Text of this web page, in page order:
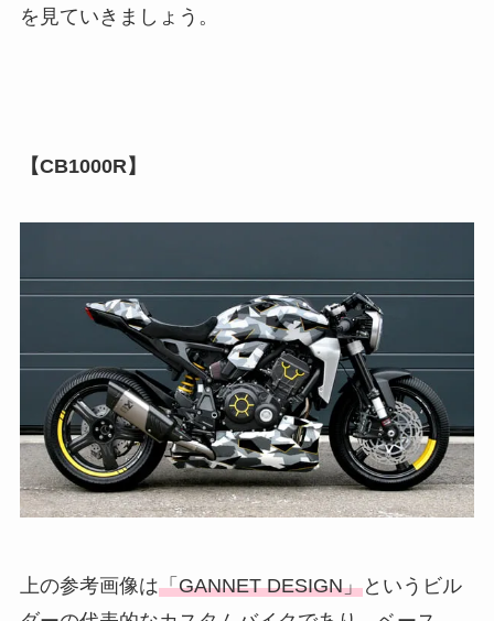
を見ていきましょう。
【CB1000R】
上の参考画像は「GANNET DESIGN」というビル